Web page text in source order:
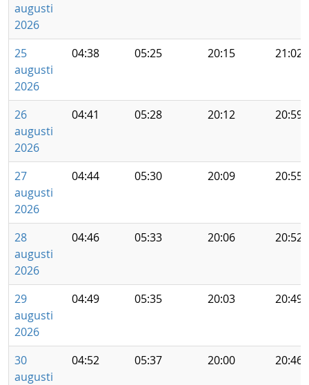
augusti
2026
25
augusti
2026
04:38 05:25 20:15 21:02
26
augusti
2026
04:41 05:28 20:12 20:59
27
augusti
2026
04:44 05:30 20:09 20:55
28
augusti
2026
04:46 05:33 20:06 20:52
29
augusti
2026
04:49 05:35 20:03 20:49
30
augusti
04:52 05:37 20:00 20:46